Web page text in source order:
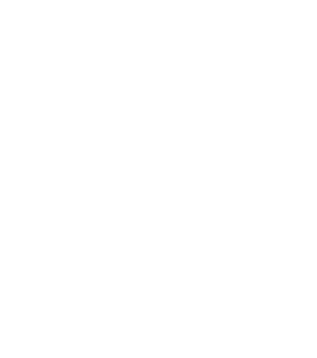
Montilio je z větruvzdorného materiálu
lehká (58,9 g) a velmi snadno sbalitelná